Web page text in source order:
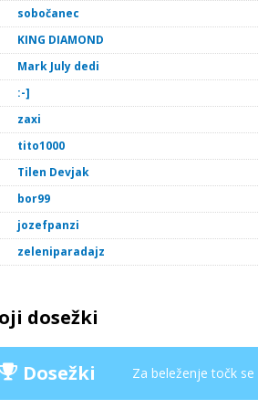
sobočanec
KING DIAMOND
Mark July dedi
:-]
zaxi
tito1000
Tilen Devjak
bor99
jozefpanzi
zeleniparadajz
dosežki
Dosežki Za beleženje točk se